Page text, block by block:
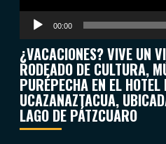
00:00
¿VACACIONES? VIVE UN
RODEADO DE CULTURA,
PURÉPECHA EN EL
UCAZANAZTACUA,
LAGO DE PÁTZCUARO